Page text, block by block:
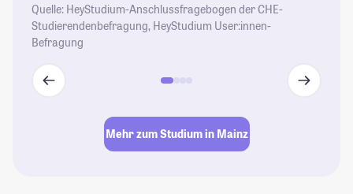
Quelle: HeyStudium-Anschlussfragebogen der CHE-
Studierendenbefragung, HeyStudium User:innen-
Befragung
Mehr zum Studium in Mainz